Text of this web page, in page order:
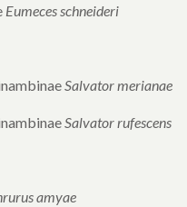
Eumeces schneideri
Salvator merianae
Salvator rufescens
amyae